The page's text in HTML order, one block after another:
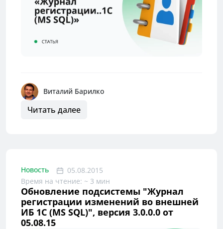
Виталий Барилко
Читать далее
Новость
05.08.2015
Время на чтение: ~ 3 мин
Обновление подсистемы "Журнал
регистрации изменений во внешней
ИБ 1С (MS SQL)", версия 3.0.0.0 от
05.08.15